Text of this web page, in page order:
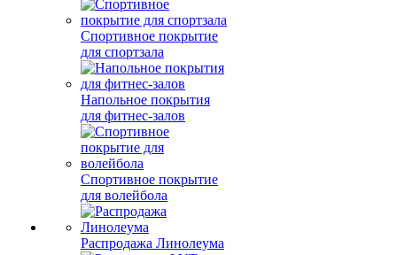
Спортивное покрытие
для спортзала
Напольное покрытия
для фитнес-залов
Спортивное покрытие
для волейбола
Распродажа Линолеума